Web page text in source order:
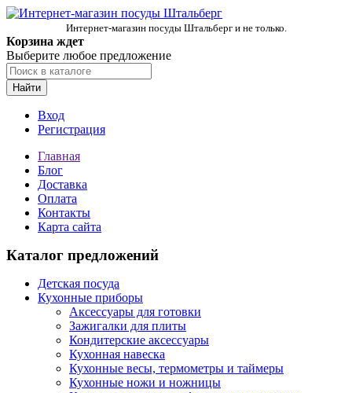
Интернет-магазин посуды Штальберг и не только.
Корзина ждет
Выберите любое предложение
Найти
Вход
Регистрация
Главная
Блог
Доставка
Оплата
Контакты
Карта сайта
Каталог предложений
Детская посуда
Кухонные приборы
Аксессуары для готовки
Зажигалки для плиты
Кондитерские аксессуары
Кухонная навеска
Кухонные весы, термометры и таймеры
Кухонные ножи и ножницы